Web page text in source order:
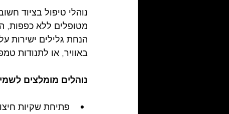
נוהלי טיפול בציוד
מטופלים ללא כפפות,
הנחת גלילים ישירות
באוויר, או לתנודות
נוהלים מומלצים
פתיחת שקיות